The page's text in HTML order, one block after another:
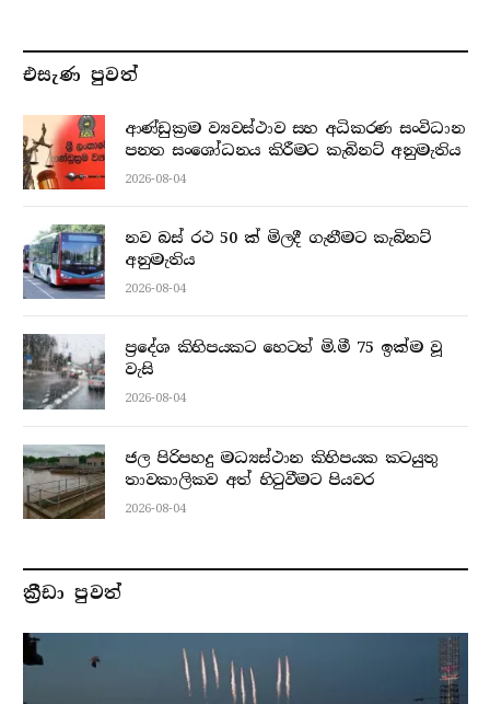
එසැණ පුව​ත්
ආණ්ඩුක්‍රම ව්‍යවස්ථාව සහ අධිකරණ සංවිධාන
පනත සංශෝධනය කිරීමට කැබිනට් අනුමැතිය
2026-08-04
නව බස් රථ 50 ක් මිලදී ගැනීමට කැබිනට්
අනුමැතිය
2026-08-04
ප්‍රදේශ කිහිපයකට හෙටත් මි.මී 75 ඉක්ම වූ
වැසි
2026-08-04
ජල පිරිපහදු මධ්‍යස්ථාන කිහිපයක කටයුතු
තාවකාලිකව අත් හිටුවීමට පියවර
2026-08-04
ක්‍රීඩා පුවත්